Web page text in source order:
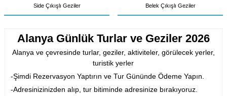
Side Çıkışlı Geziler Belek Çıkışlı Geziler
Alanya Günlük Turlar ve Geziler 2026
Alanya ve çevresinde turlar, geziler, aktiviteler, görülecek yerler,
turistik yerler
-Şimdi Rezervasyon Yaptırın ve Tur Gününde Ödeme Yapın.
-Adresinizinizden alıp, tur bitiminde adresinize bırakıyoruz.